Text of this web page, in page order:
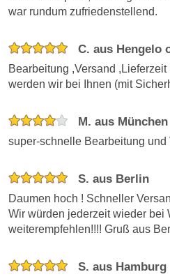
war rundum zufriedenstellend.
C. aus Hengelo
Bearbeitung ,Versand
werden wir bei Ihnen (mit
M. aus München
super-schnelle Bearbeitung und
S. aus Berlin
Daumen hoch ! Schneller
Wir würden jederzeit wieder bei
weiterempfehlen!!!! Gruß aus
S. aus Hamburg